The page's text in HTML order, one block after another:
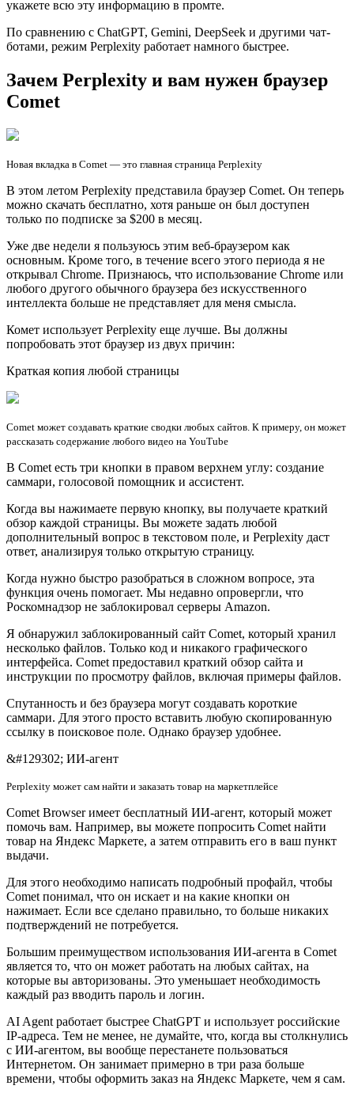
укажете всю эту информацию в промте.
По сравнению с ChatGPT, Gemini, DeepSeek и другими чат-
ботами, режим Perplexity работает намного быстрее.
Зачем Perplexity и вам нужен браузер
Comet
Новая вкладка в Comet — это главная страница Perplexity
В этом летом Perplexity представила браузер Comet. Он теперь
можно скачать бесплатно, хотя раньше он был доступен
только по подписке за $200 в месяц.
Уже две недели я пользуюсь этим веб-браузером как
основным. Кроме того, в течение всего этого периода я не
открывал Chrome. Признаюсь, что использование Chrome или
любого другого обычного браузера без искусственного
интеллекта больше не представляет для меня смысла.
Комет использует Perplexity еще лучше. Вы должны
попробовать этот браузер из двух причин:
Крaткая копия любой страницы
Comet может создавать краткие сводки любых сайтов. К примеру, он может
рассказать содержание любого видео на YouTube
В Comet есть три кнопки в правом верхнем углу: создание
саммари, голосовой помощник и ассистент.
Когда вы нажимаете первую кнопку, вы получаете краткий
обзор каждой страницы. Вы можете задать любой
дополнительный вопрос в текстовом поле, и Perplexity даст
ответ, анализируя только открытую страницу.
Когда нужно быстро разобраться в сложном вопросе, эта
функция очень помогает. Мы недавно опровергли, что
Роскомнадзор не заблокировал серверы Amazon.
Я обнаружил заблокированный сайт Comet, который хранил
несколько файлов. Только код и никакого графического
интерфейса. Comet предоставил краткий обзор сайта и
инструкции по просмотру файлов, включая примеры файлов.
Спутанность и без браузера могут создавать короткие
саммари. Для этого просто вставить любую скопированную
ссылку в поисковое поле. Однако браузер удобнее.
&#129302; ИИ-агент
Perplexity может сам найти и заказать товар на маркетплейсе
Comet Browser имеет бесплатный ИИ-агент, который может
помочь вам. Например, вы можете попросить Comet найти
товар на Яндекс Маркете, а затем отправить его в ваш пункт
выдачи.
Для этого необходимо написать подробный профайл, чтобы
Comet понимал, что он искает и на какие кнопки он
нажимает. Если все сделано правильно, то больше никаких
подтверждений не потребуется.
Большим преимуществом использования ИИ-агента в Comet
является то, что он может работать на любых сайтах, на
которые вы авторизованы. Это уменьшает необходимость
каждый раз вводить пароль и логин.
AI Agent работает быстрее ChatGPT и использует российские
IP-адреса. Тем не менее, не думайте, что, когда вы столкнулись
с ИИ-агентом, вы вообще перестанете пользоваться
Интернетом. Он занимает примерно в три раза больше
времени, чтобы оформить заказ на Яндекс Маркете, чем я сам.